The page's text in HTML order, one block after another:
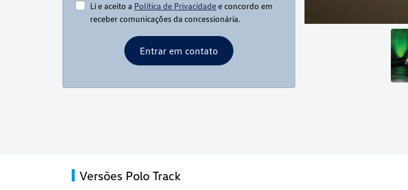
Li e aceito a Política de Privacidadee concordo em
receber comunicações da concessionária.
Entrar em contato
Versões Polo Track